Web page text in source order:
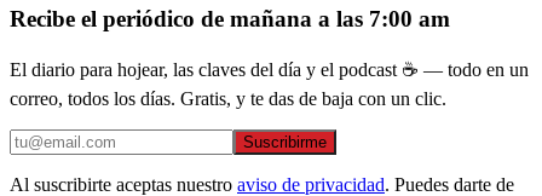
Recibe el periódico de mañana a las 7:00 am
El diario para hojear, las claves del día y el podcast ☕ — todo en un
correo, todos los días. Gratis, y te das de baja con un clic.
Suscribirme
Al suscribirte aceptas nuestro aviso de privacidad. Puedes darte de